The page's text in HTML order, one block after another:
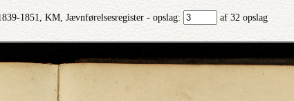
1851, KM, Jævnførelsesregister - opslag: af 32 opslag